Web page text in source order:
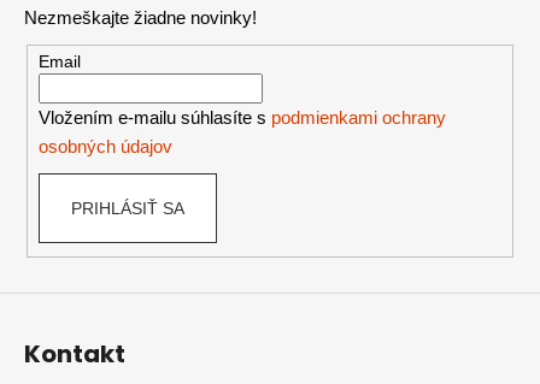
Nezmeškajte žiadne novinky!
Email
Vložením e-mailu súhlasíte s podmienkami ochrany
osobných údajov
PRIHLÁSIŤ SA
Kontakt